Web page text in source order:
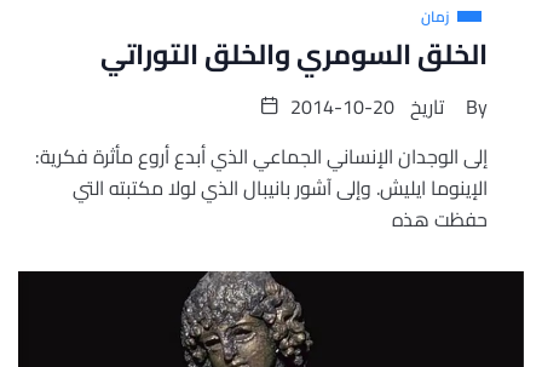
زمان
الخلق السومري والخلق التوراتي
By تاريخ 2014-10-20
إلى الوجدان الإنساني الجماعي الذي أبدع أروع مأثرة فكرية:
الإينوما ايليش. وإلى آشور بانيبال الذي لولا مكتبته التي
حفظت هذه